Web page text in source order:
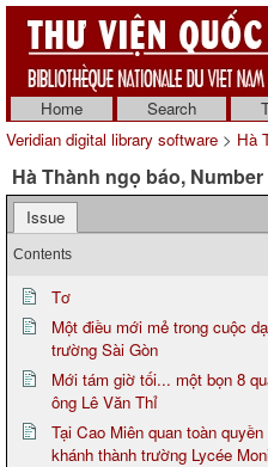
Home Search
Veridian digital library software > Hà
Hà Thành ngọ báo,
Issue
Contents
Tơ
Một điều mới mẻ trong cuộc
trường Sài Gòn
Mới tám giờ tối... một bọn 8
ông Lê Văn Thỉ
Tại Cao Miên quan toàn
khánh thành trường Lycée